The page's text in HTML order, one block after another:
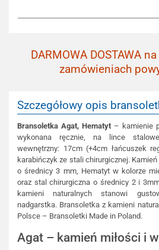
DARMOWA DOSTAWA
zamówieniach
Szczegółowy opis
Bransoletka Agat, Hematyt – kamienie
wykonana ręcznie, na lince
wewnętrzny: 17cm (+4cm łańcuszek
karabińczyk ze stali chirurgicznej.
o średnicy 3 mm, Hematyt w kolorze
oraz stal chirurgiczna o średnicy 2 i
kamieni naturalnych stanowi
nadgarstka. Bransoletka z kamieni
Polsce – Bransoletki Made in Poland.
Agat – kamień miłości i